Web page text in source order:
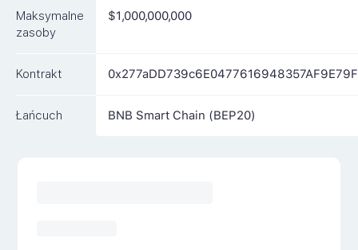
Maksymalne
zasoby
$1,000,000,000
Kontrakt
Łańcuch BNB Smart Chain (BEP20)